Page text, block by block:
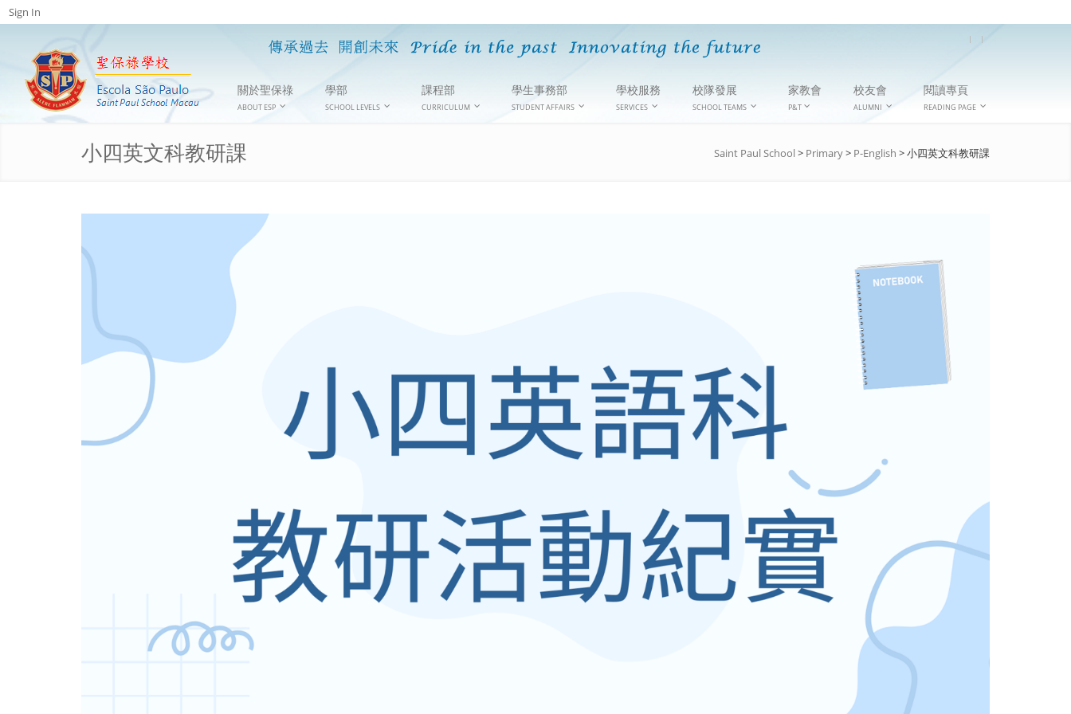
Sign In
關於聖保祿
ABOUT ESP
學部
SCHOOL LEVELS
課程部
CURRICULUM
學生事務部
STUDENT AFFAIRS
學校服務
SERVICES
校隊發展
SCHOOL TEAMS
家教會
P&T
校友會
ALUMNI
閱讀專頁
READING PAGE
小四英文科教研課 Saint Paul School> Primary> P-English >小四英文科教研課